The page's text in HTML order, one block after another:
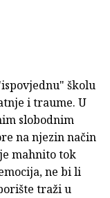
školu
i traume. U
slobodnim
na njezin način
mahnito tok
ne bi li
traži u